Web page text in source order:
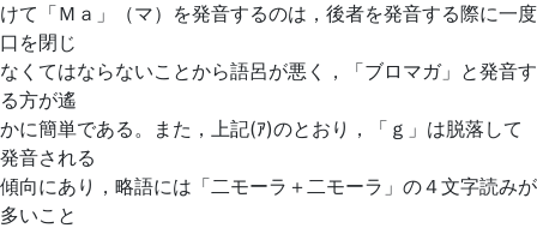
けて「Ｍａ」（マ）を発音するのは，後者を発音する際に一度
口を閉じ
なくてはならないことから語呂が悪く，「ブロマガ」と発音す
る方が遙
かに簡単である。また，上記(ｱ)のとおり，「ｇ」は脱落して
発音される
傾向にあり，略語には「二モーラ＋二モーラ」の４文字読みが
多いこと